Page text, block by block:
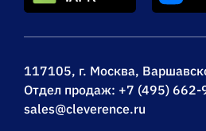
117105, г. Москва,
Отдел продаж: +7 (495) 662-
sales@cleverence.ru